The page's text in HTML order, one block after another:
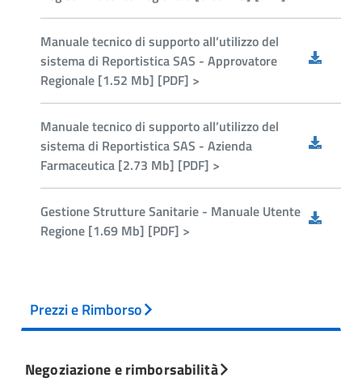
Manuale tecnico di supporto all’utilizzo del
sistema di Reportistica SAS - Approvatore
Regionale [1.52 Mb] [PDF] >
Manuale tecnico di supporto all’utilizzo del
sistema di Reportistica SAS - Azienda
Farmaceutica [2.73 Mb] [PDF] >
Gestione Strutture Sanitarie - Manuale Utente
Regione [1.69 Mb] [PDF] >
Prezzi e Rimborso
Negoziazione e rimborsabilità